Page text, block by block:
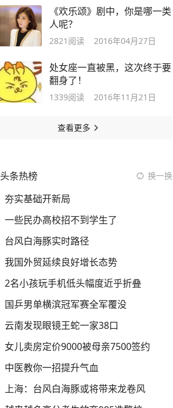
《欢乐颂》剧中，你是哪一类
人呢？
2821 阅读 2016年04月27日
处女座一直被黑，这次终于要
翻身了！
1339阅读 2016年11月21日
查看更多
头条热榜 换一换
夯实基础开新局
一些民办高校招不到学生了
台风白海豚实时路径
我国外贸延续良好增长态势
2名小孩玩手机低头幅度近乎折叠
国乒男单横滨冠军赛全军覆没
云南发现眼镜王蛇一家38口
女儿卖房定价9000被母亲7500签约
中医教你一招提升气血
上海：台风白海豚或将带来龙卷风